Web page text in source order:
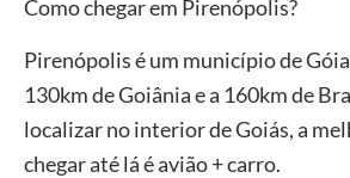
Como chegar em Pirenópolis?
Pirenópolis é um município de
130km de Goiânia e a 160km de
localizar no interior de Goiás, a
chegar até lá é avião + carro.